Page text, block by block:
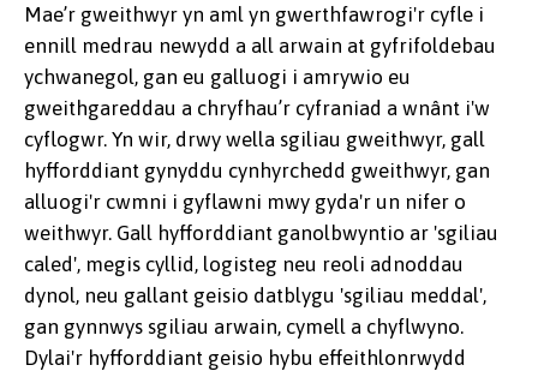
Mae’r gweithwyr yn aml yn gwerthfawrogi'r cyfle i
ennill medrau newydd a all arwain at gyfrifoldebau
ychwanegol, gan eu galluogi i amrywio eu
gweithgareddau a chryfhau’r cyfraniad a wnânt i'w
cyflogwr. Yn wir, drwy wella sgiliau gweithwyr, gall
hyfforddiant gynyddu cynhyrchedd gweithwyr, gan
alluogi'r cwmni i gyflawni mwy gyda'r un nifer o
weithwyr. Gall hyfforddiant ganolbwyntio ar 'sgiliau
caled', megis cyllid, logisteg neu reoli adnoddau
dynol, neu gallant geisio datblygu 'sgiliau meddal',
gan gynnwys sgiliau arwain, cymell a chyflwyno.
Dylai'r hyfforddiant geisio hybu effeithlonrwydd